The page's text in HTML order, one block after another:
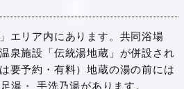
エリア内にあります。共同浴場
泉施設「伝統湯地蔵」が併設され
要予約・有料）地蔵の湯の前には
湯・ 手洗乃湯があります。